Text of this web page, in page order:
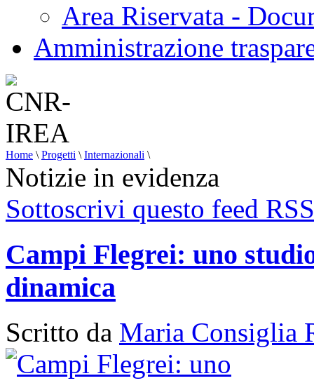
Area Riservata -
Amministrazione
Home \ Progetti \ Internazionali \
Notizie in evidenza
Sottoscrivi questo feed RSS
Campi Flegrei: uno
dinamica
Scritto da Maria Consiglia